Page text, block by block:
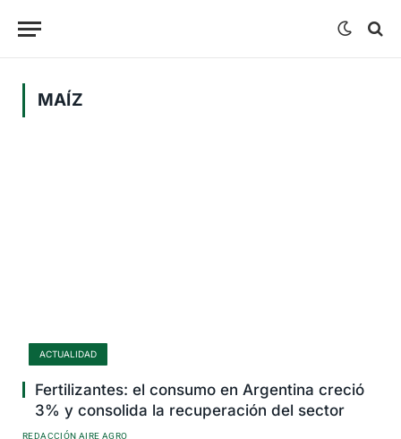
MAÍZ
ACTUALIDAD
Fertilizantes: el consumo en Argentina creció
3% y consolida la recuperación del sector
REDACCIÓN AIRE AGRO